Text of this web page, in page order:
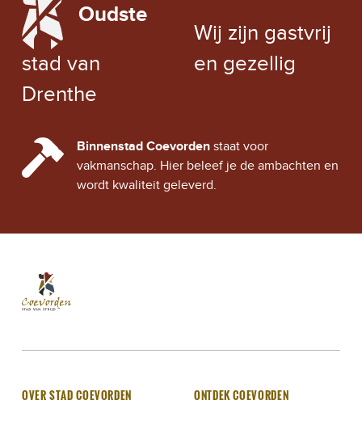
Oudste
stad van
Drenthe
Wij zijn gastvrij
en gezellig
CINDY CITY HALL Binnenstad Coevordenstaat voor
vakmanschap. Hier beleef je de ambachten en
wordt kwaliteit geleverd.
Stad Coevorden
STAD VAN STRIJD
OVER STAD COEVORDEN ONTDEK COEVORDEN